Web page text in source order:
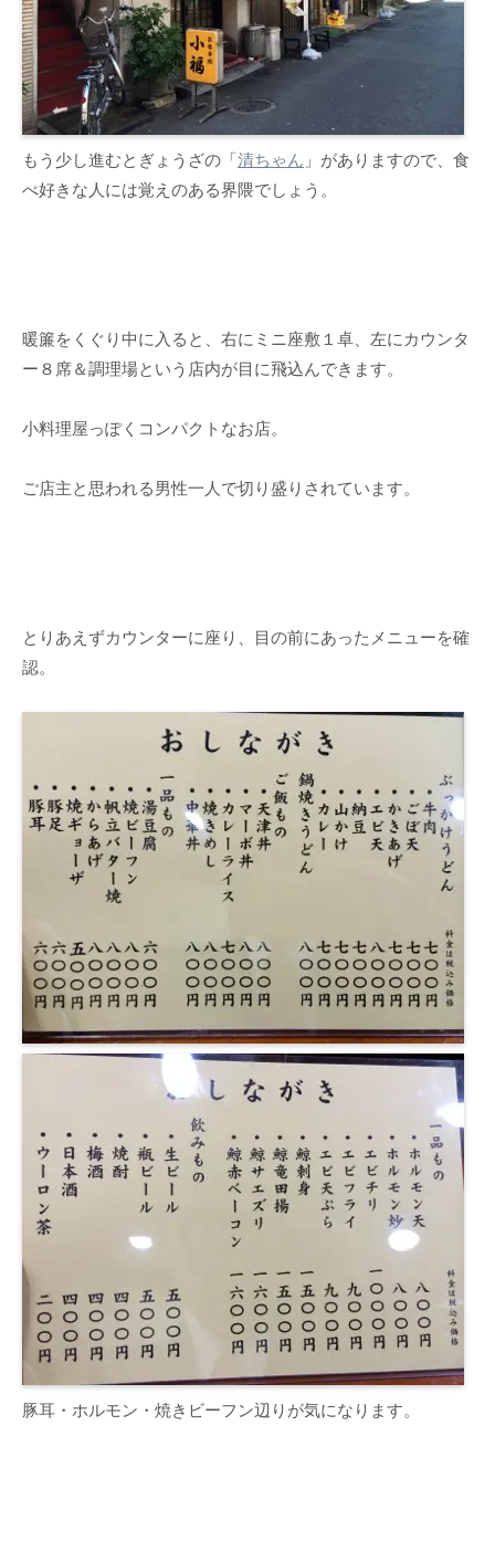
もう少し進むとぎょうざの「清ちゃん 」がありますので、食
べ好きな人には覚えのある界隈でしょう。
暖簾をくぐり中に入ると、右にミニ座敷１卓、左にカウンタ
ー８席＆調理場という店内が目に飛込んできます。
小料理屋っぽくコンパクトなお店。
ご店主と思われる男性一人で切り盛りされています。
とりあえずカウンターに座り、目の前にあったメニューを確
認。
豚耳・ホルモン・焼きビーフン辺りが気になります。